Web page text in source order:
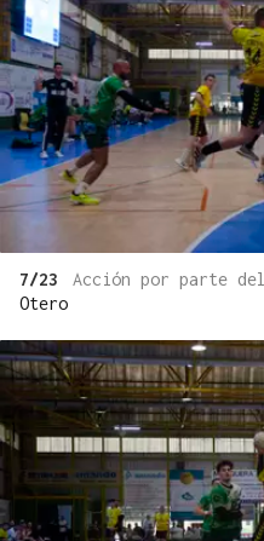
7/23 Acción por parte
Otero